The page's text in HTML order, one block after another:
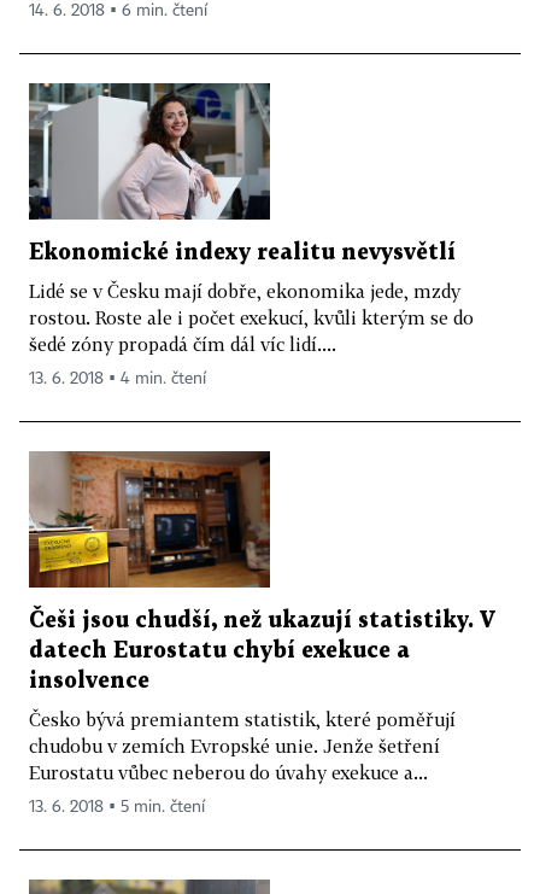
14. 6. 2018 ▪ 6 min. čtení
Ekonomické indexy realitu nevysvětlí
Lidé se v Česku mají dobře, ekonomika jede, mzdy
rostou. Roste ale i počet exekucí, kvůli kterým se do
šedé zóny propadá čím dál víc lidí....
13. 6. 2018 ▪ 4 min. čtení
Češi jsou chudší, než ukazují statistiky. V
datech Eurostatu chybí exekuce a
insolvence
Česko bývá premiantem statistik, které poměřují
chudobu v zemích Evropské unie. Jenže šetření
Eurostatu vůbec neberou do úvahy exekuce a...
13. 6. 2018 ▪ 5 min. čtení